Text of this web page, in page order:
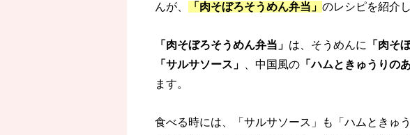
んが、
「肉そぼろそうめん弁当」 のレシピを紹介
「肉そぼろそうめん弁当」 は、そうめんに 「肉そ
「サルサソース」
、中国風の 「ハムときゅうりの
ます。
食べる時には、「サルサソース」も「ハムときゅ